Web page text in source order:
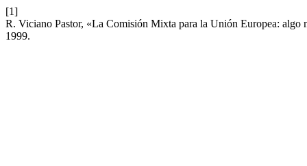
[1]
R. Viciano Pastor, «La Comisión Mixta para la Unión Europea: algo
1999.